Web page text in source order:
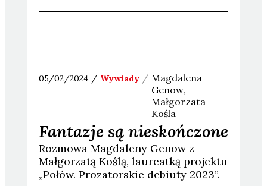
05/02/2024 Wywiady
Magdalena
Genow
Małgorzata
Kośla
Fantazje są nieskończone
Rozmowa Magdaleny Genow z
Małgorzatą Koślą, laureatką projektu
„Połów. Prozatorskie debiuty 2023”.